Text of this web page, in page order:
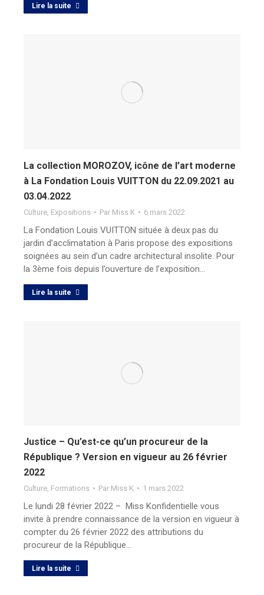
Lire la suite
La collection MOROZOV, icône de l’art moderne
à La Fondation Louis VUITTON du 22.09.2021 au
03.04.2022
Culture Expositions Par Miss K 6 mars 2022
La Fondation Louis VUITTON située à deux pas du
jardin d’acclimatation à Paris propose des expositions
soignées au sein d’un cadre architectural insolite. Pour
la 3ème fois depuis l’ouverture de l’exposition…
Lire la suite
Justice – Qu’est-ce qu’un procureur de la
République ? Version en vigueur au 26 février
2022
Culture Formations Par Miss K 1 mars 2022
Le lundi 28 février 2022 – Miss Konfidentielle vous
invite à prendre connaissance de la version en vigueur à
compter du 26 février 2022 des attributions du
procureur de la République…
Lire la suite